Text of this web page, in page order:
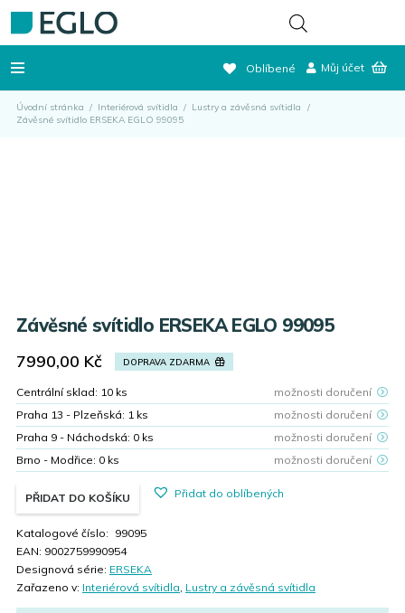
Oblíbené Můj účet
Úvodní stránka / Interiérová svítidla / Lustry a závěsná svítidla
/
Závěsné svítidlo ERSEKA EGLO 99095
Závěsné svítidlo ERSEKA EGLO 99095
7990,00 Kč DOPRAVA ZDARMA
Centrální sklad: 10 ks
možnosti doručení
Praha 13 - Plzeňská: 1 ks
možnosti doručení
Praha 9 - Náchodská: 0 ks
možnosti doručení
Brno - Modřice: 0 ks možnosti doručení
PŘIDAT DO KOŠÍKU Přidat do oblíbených
Katalogové číslo: 99095
EAN: 9002759990954
Designová série: ERSEKA
Zařazeno v: Interiérová svítidla, Lustry a závěsná svítidla